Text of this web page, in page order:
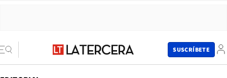
SUSCRÍBETE